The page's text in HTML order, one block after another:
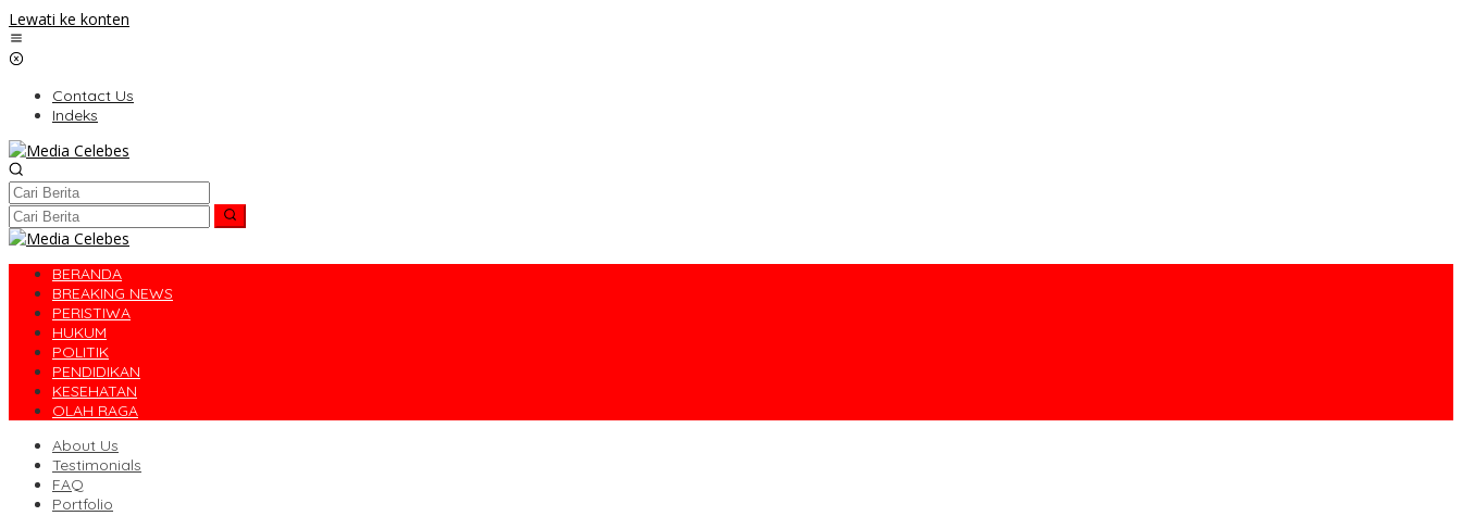
Lewati ke konten
Contact Us
Indeks
BERANDA
BREAKING NEWS
PERISTIWA
HUKUM
POLITIK
PENDIDIKAN
KESEHATAN
OLAH RAGA
About Us
Testimonials
FAQ
Portfolio